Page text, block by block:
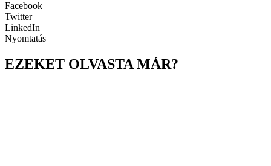
Facebook
Twitter
LinkedIn
Nyomtatás
EZEKET OLVASTA MÁR?